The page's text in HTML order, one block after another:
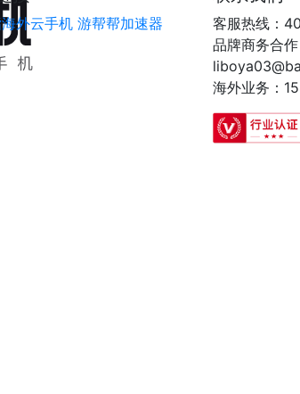
外云手机 游帮帮加速器
客服热线：
品牌商务合作
海外业务：